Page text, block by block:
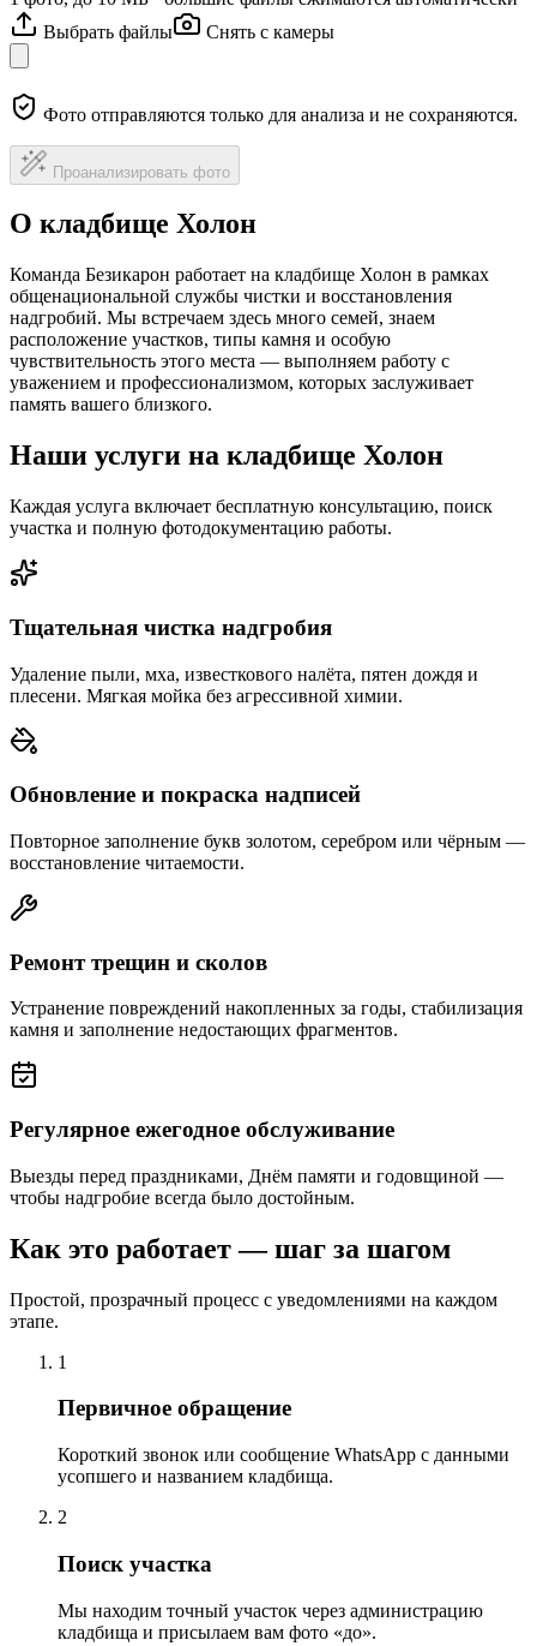
Выбрать файлы
Снять с камеры
Фото отправляются только для анализа и не сохраняются.
Проанализировать фото
О кладбище Холон
Команда Безикарон работает на кладбище Холон в рамках
общенациональной службы чистки и восстановления
надгробий. Мы встречаем здесь много семей, знаем
расположение участков, типы камня и особую
чувствительность этого места — выполняем работу с
уважением и профессионализмом, которых заслуживает
память вашего близкого.
Наши услуги на кладбище Холон
Каждая услуга включает бесплатную консультацию, поиск
участка и полную фотодокументацию работы.
Тщательная чистка надгробия
Удаление пыли, мха, известкового налёта, пятен дождя и
плесени. Мягкая мойка без агрессивной химии.
Обновление и покраска надписей
Повторное заполнение букв золотом, серебром или чёрным —
восстановление читаемости.
Ремонт трещин и сколов
Устранение повреждений накопленных за годы, стабилизация
камня и заполнение недостающих фрагментов.
Регулярное ежегодное обслуживание
Выезды перед праздниками, Днём памяти и годовщиной —
чтобы надгробие всегда было достойным.
Как это работает — шаг за шагом
Простой, прозрачный процесс с уведомлениями на каждом
этапе.
1
Первичное обращение
Короткий звонок или сообщение WhatsApp с данными
усопшего и названием кладбища.
2
Поиск участка
Мы находим точный участок через администрацию
кладбища и присылаем вам фото «до».